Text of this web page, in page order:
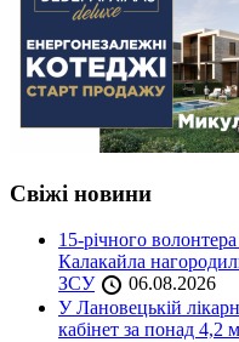
Свіжі новини
15-річного
Калакайла
ЗСУ
06.08.2026
У Лановецькій
кабінет за понад 4,2